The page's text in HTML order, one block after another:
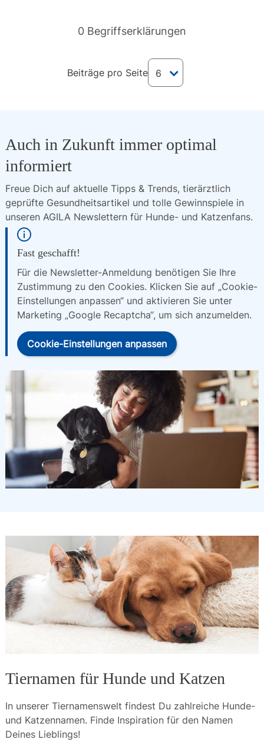
0 Begriffserklärungen
Beiträge pro Seite 6
Auch in Zukunft immer optimal
informiert
Freue Dich auf aktuelle Tipps & Trends, tierärztlich
geprüfte Gesundheitsartikel und tolle Gewinnspiele in
unseren AGILA Newslettern für Hunde- und Katzenfans.
Fast geschafft!
Für die Newsletter-Anmeldung benötigen Sie Ihre
Zustimmung zu den Cookies. Klicken Sie auf „Cookie-
Einstellungen anpassen“ und aktivieren Sie unter
Marketing „Google Recaptcha“, um sich anzumelden.
Cookie-Einstellungen anpassen
Tiernamen für Hunde und Katzen
In unserer Tiernamenswelt findest Du zahlreiche Hunde-
und Katzennamen. Finde Inspiration für den Namen
Deines Lieblings!